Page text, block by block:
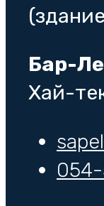
Бар-
Хай-
054-